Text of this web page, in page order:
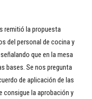
remitió la propuesta
del personal de cocina y
que en la mesa
bases. Se nos pregunta
de aplicación de las
consigue la aprobación y